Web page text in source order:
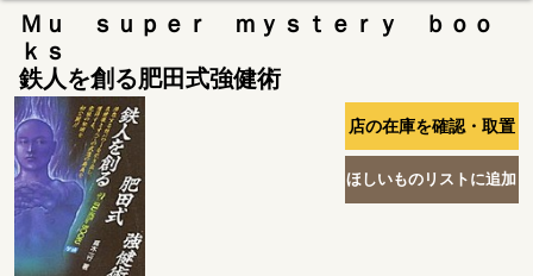
Ｍｕ ｓｕｐｅｒ ｍｙｓｔｅｒｙ ｂｏｏ
ｋｓ
鉄人を創る肥田式強健術